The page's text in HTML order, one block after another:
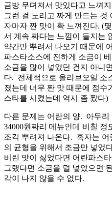
금방 무뎌져서 맛있다고 느껴
그런 걸 노리고 짜게 만드는 것
자마자 짠 맛이 확 느껴진다. (
서 계속 짜다는 느낌이 들지는
약간만 뿌려서 나오기 때문에
파스타소스에 진하게 소금이
소금을 많이 넣었던 건지 아니
다. 전체적으로 올리브오일 소
졌는데 너무 짠 맛 때문에 점수
스타를 시켰는데 역시 좀 짰다)
다른 문제는 어란의 양. 아무리
34000원짜리 메뉴인데 비칠 정
조각 뿌려져 나온다. 혹자는
의 균형을 위해서 조금만 넣었
비린 맛이 싫었다면 어란파스
그랬다면 소금을 덜 넣었으면
각이 나지 않을 수 없다.